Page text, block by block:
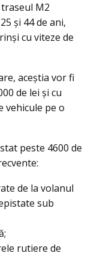
M2
și 44 de ani,
cu viteze de
aceștia vor fi
de lei și cu
vehicule pe o
peste 4600 de
de la volanul
sub
rutiere de